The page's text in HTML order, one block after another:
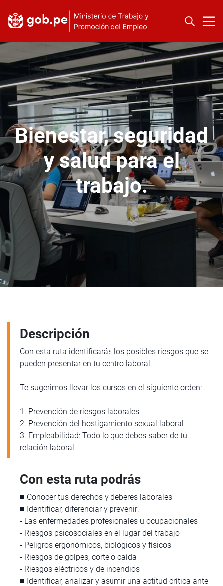
Bienestar, seguridad
y salud para el
trabajo.
Descripción
Con esta ruta identificarás los posibles riesgos que se
pueden presentar en tu centro laboral.
Te sugerimos llevar los cursos en el siguiente orden:
1. Prevención de riesgos laborales
2. Prevención del hostigamiento sexual laboral
3. Empleabilidad: Todo lo que debes saber de tu
relación laboral
Con esta ruta podrás
■ Conocer tus derechos y deberes laborales
■ Identificar, diferenciar y prevenir:
- Las enfermedades profesionales u ocupacionales
- Riesgos psicosociales en el lugar del trabajo
- Peligros ergonómicos, biológicos y físicos
- Riesgos de golpes, corte o caída
- Riesgos eléctricos y de incendios
■ Identificar, analizar y asumir una actitud crítica ante